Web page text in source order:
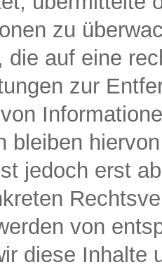
zu
die auf eine
zur
bleiben
jedoch erst
von
diese Inhalte